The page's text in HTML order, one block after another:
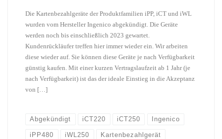
Die Kartenbezahlgeräte der Produktfamilien iPP, iCT und iWL
wurden vom Hersteller Ingenico abgekündigt. Die Geräte
werden noch bis einschließlich 2023 gewartet.
Kundenrückläufer treffen hier immer wieder ein. Wir arbeiten
diese wieder auf. Sie können diese Geräte je nach Verfügbarkeit
günstig kaufen. Mit einer kurzen Vertragslaufzeit ab 1 Jahr (je
nach Verfügbarkeit) ist das der ideale Einstieg in die Akzeptanz
von […]
Abgekündigt iCT220 iCT250 Ingenico
iPP480 iWL250 Kartenbezahlgerät